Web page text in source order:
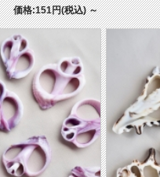
価格:151円(税込)～